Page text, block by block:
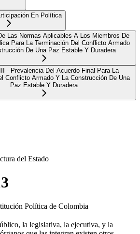
En Política
Las Normas Aplicables A Los Miembros De
Para La Terminación Del Conflicto Armado
De Una Paz Estable Y Duradera
- Prevalencia Del Acuerdo Final Para La
Conflicto Armado Y La Construcción De Una
Paz Estable Y Duradera
del Estado
Política de Colombia
la legislativa, la ejecutiva, y la